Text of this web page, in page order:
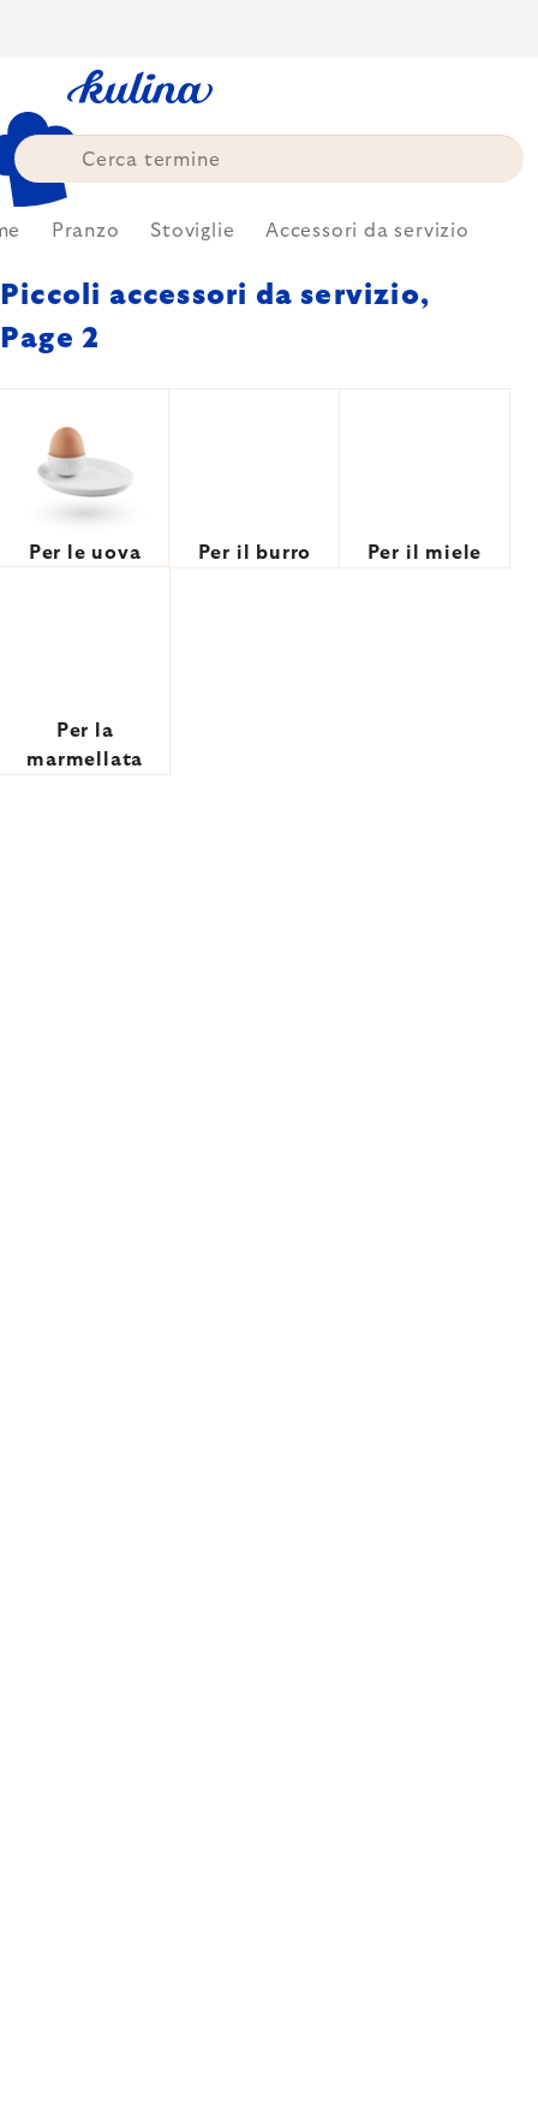
Pranzo Stoviglie Accessori da servizio
Piccoli accessori da servizio,
Page 2
Per le uova Per il burro Per il miele
Per la
marmellata